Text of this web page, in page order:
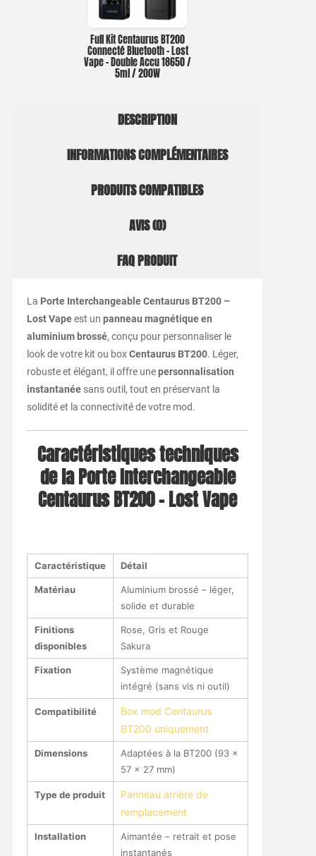
Full Kit Centaurus BT200
Connecté Bluetooth – Lost
Vape – Double Accu 18650 /
5ml / 200W
DESCRIPTION
INFORMATIONS COMPLÉMENTAIRES
PRODUITS COMPATIBLES
AVIS (0)
FAQ PRODUIT
La Porte Interchangeable Centaurus BT200 –
Lost Vapeest un panneau magnétique en
aluminium brossé, conçu pour personnaliser le
look de votre kit ou boxCentaurus BT200. Léger,
robuste et élégant, il offre unepersonnalisation
instantanéesans outil, tout en préservant la
solidité et la connectivité de votre mod.
Caractéristiques techniques
de la Porte Interchangeable
Centaurus BT200 – Lost Vape
Caractéristique Détail
Matériau
Aluminium brossé – léger,
solide et durable
Finitions
disponibles
Rose, Gris et Rouge
Sakura
Fixation
Système magnétique
intégré (sans vis ni outil)
Compatibilité
Box mod Centaurus
BT200 uniquement
Dimensions
Adaptées à la BT200 (93 ×
57 × 27 mm)
Type de produit
Panneau arrière de
remplacement
Installation
Aimantée – retrait et pose
instantanés